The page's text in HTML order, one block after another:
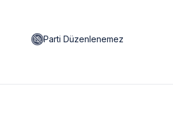
Parti Düzenlenemez